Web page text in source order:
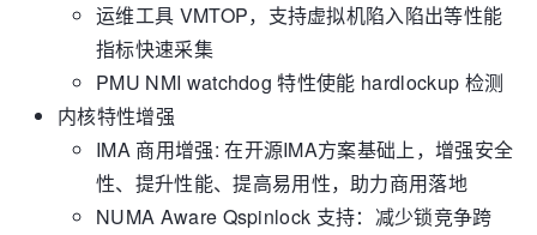
运维工具 VMTOP，支持虚拟机陷入陷出等性能
指标快速采集
PMU NMI watchdog 特性使能 hardlockup 检测
内核特性增强
IMA 商用增强: 在开源IMA方案基础上，增强安全
性、提升性能、提高易用性，助力商用落地
NUMA Aware Qspinlock 支持：减少锁竞争跨